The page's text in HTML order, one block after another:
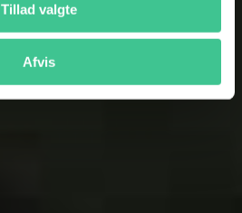
Tillad valgte
Afvis